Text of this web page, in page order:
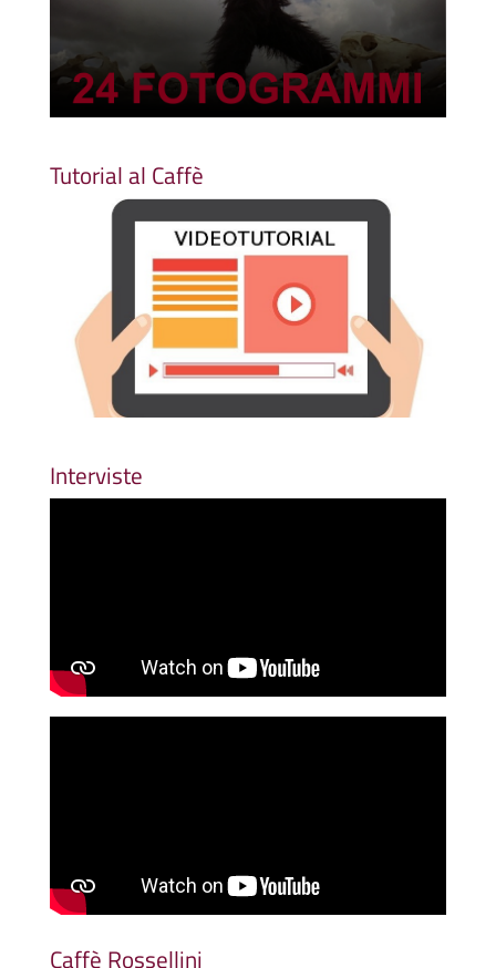
Tutorial al Caffè
Interviste
Caffè Rossellini